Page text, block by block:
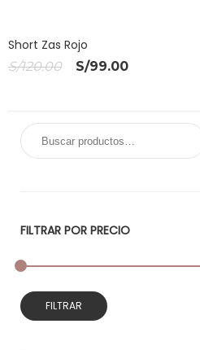
¡OFERT
A!
Short Zas Rojo
S/120.00
El
era:
S/120.00.
S/99.00El
es:
S/99.00.
Buscar
por:
FILTRAR POR PRECIO
Precio
PrecioFILTRAR